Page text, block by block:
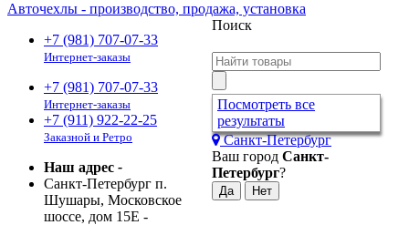
Авточехлы - производство, продажа, установка
+7 (981) 707-07-33
Интернет-заказы
+7 (981) 707-07-33
Интернет-заказы
+7 (911) 922-22-25
Заказной и Ретро
Наш адрес -
Санкт-Петербург п.
Шушары, Московское
шоссе, дом 15Е -
Поиск
Посмотреть все
результаты
Санкт-Петербург
Ваш город Санкт-
Петербург?